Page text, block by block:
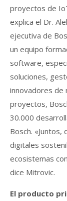
proyectos de
explica el Dr.
ejecutiva de
un equipo
software,
soluciones,
innovadores de
proyectos,
30.000
Bosch.
digitales
ecosistemas
dice Mitrovic.
El producto